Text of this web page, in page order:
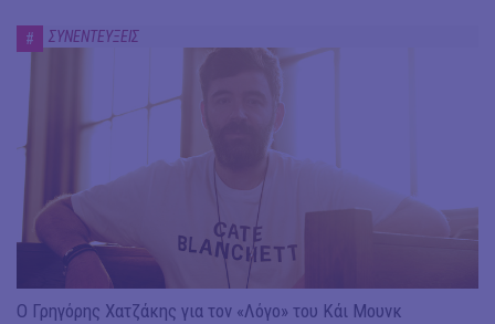
# ΣΥΝΕΝΤΕΥΞΕΙΣ
Ο Γρηγόρης Χατζάκης για τον «Λόγο» του Κάι Μουνκ